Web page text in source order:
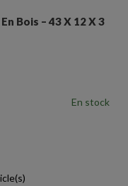
Bois – 43 X 12 X 3
En stock